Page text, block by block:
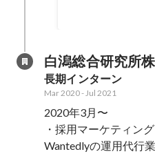
白潟総合研究所
長期インターン
Mar 2020-Jul 2021
2020年3月〜
・採用マーケティング
Wantedlyの運用代行